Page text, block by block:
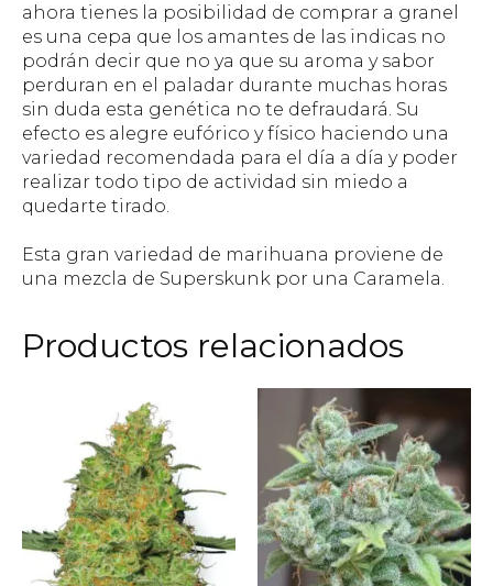
ahora tienes la posibilidad de comprar a granel
es una cepa que los amantes de las indicas no
podrán decir que no ya que su aroma y sabor
perduran en el paladar durante muchas horas
sin duda esta genética no te defraudará. Su
efecto es alegre eufórico y físico haciendo una
variedad recomendada para el día a día y poder
realizar todo tipo de actividad sin miedo a
quedarte tirado.
Esta gran variedad de marihuana proviene de
una mezcla de Superskunk por una Caramela.
Productos relacionados